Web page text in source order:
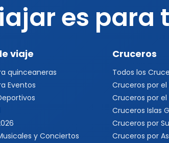
es para
viaje
quinceaneras
Eventos
y Conciertos
Cruceros
Todos los
Cruceros por el
Cruceros por
Cruceros Islas
Cruceros por
Cruceros por